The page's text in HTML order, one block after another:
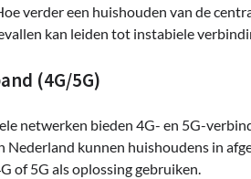
verder een huishouden van de
kan leiden tot instabiele
(4G/5G)
netwerken bieden 4G- en 5G-
kunnen huishoudens in
of 5G als oplossing gebruiken.